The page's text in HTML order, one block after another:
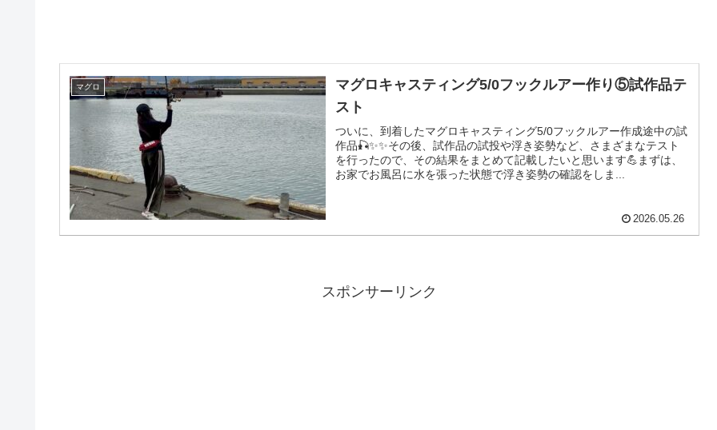
マグロ
マグロキャスティング5/0フックルアー作り⑤試作品テ
スト
ついに、到着したマグロキャスティング5/0フックルアー作成途中の試
作品🎣✨✨その後、試作品の試投や浮き姿勢など、さまざまなテスト
を行ったので、その結果をまとめて記載したいと思います💪まずは、
お家でお風呂に水を張った状態で浮き姿勢の確認をしま...
2026.05.26
スポンサーリンク